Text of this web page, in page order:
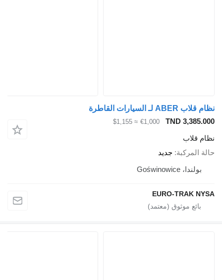
نظام قلاب ABER لـ السيارات القاطرة
TND 3,385.000
€1,000
≈ $1,155
نظام قلاب
حالة المركبة جديد
بولندا، Goświnowice
EURO-TRAK NYSA